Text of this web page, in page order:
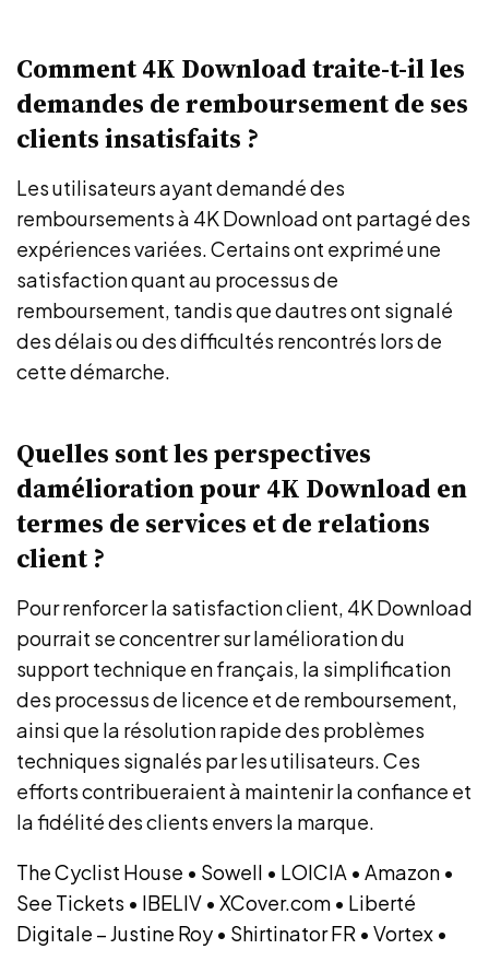
Comment 4K Download traite-t-il les
demandes de remboursement de ses
clients insatisfaits ?
Les utilisateurs ayant demandé des
remboursements à 4K Download ont partagé des
expériences variées. Certains ont exprimé une
satisfaction quant au processus de
remboursement, tandis que dautres ont signalé
des délais ou des difficultés rencontrés lors de
cette démarche.
Quelles sont les perspectives
damélioration pour 4K Download en
termes de services et de relations
client ?
Pour renforcer la satisfaction client, 4K Download
pourrait se concentrer sur lamélioration du
support technique en français, la simplification
des processus de licence et de remboursement,
ainsi que la résolution rapide des problèmes
techniques signalés par les utilisateurs. Ces
efforts contribueraient à maintenir la confiance et
la fidélité des clients envers la marque.
The Cyclist House • Sowell • LOICIA • Amazon •
See Tickets • IBELIV • XCover.com • Liberté
Digitale – Justine Roy • Shirtinator FR • Vortex •